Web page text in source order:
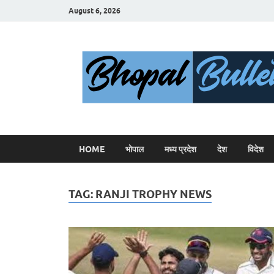
August 6, 2026
HOME भोपाल मध्य प्रदेश देश विदेश
TAG: RANJI TROPHY NEWS